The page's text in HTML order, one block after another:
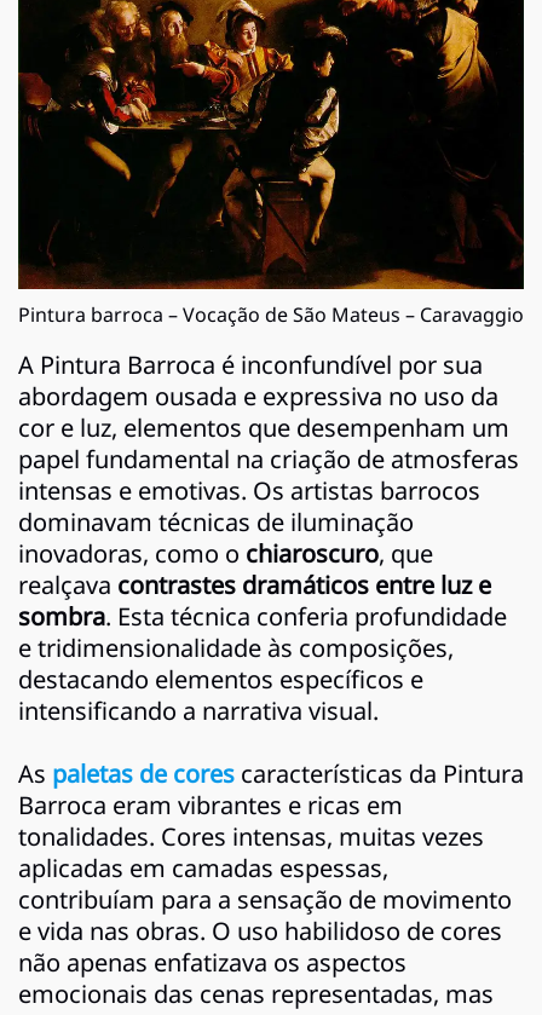
Pintura barroca – Vocação de São Mateus – Caravaggio
A Pintura Barroca é inconfundível por sua
abordagem ousada e expressiva no uso da
cor e luz, elementos que desempenham um
papel fundamental na criação de atmosferas
intensas e emotivas. Os artistas barrocos
dominavam técnicas de iluminação
inovadoras, como o chiaroscuro, que
realçava contrastes dramáticos entre luz e
sombra. Esta técnica conferia profundidade
e tridimensionalidade às composições,
destacando elementos específicos e
intensificando a narrativa visual.
As paletas de cores características da Pintura
Barroca eram vibrantes e ricas em
tonalidades. Cores intensas, muitas vezes
aplicadas em camadas espessas,
contribuíam para a sensação de movimento
e vida nas obras. O uso habilidoso de cores
não apenas enfatizava os aspectos
emocionais das cenas representadas, mas